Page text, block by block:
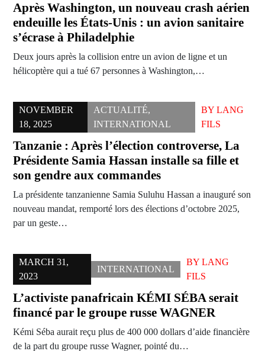
Après Washington, un nouveau crash aérien
endeuille les États-Unis : un avion sanitaire
s’écrase à Philadelphie
Deux jours après la collision entre un avion de ligne et un
hélicoptère qui a tué 67 personnes à Washington,…
NOVEMBER
18, 2025
ACTUALITÉ,
INTERNATIONAL
BY LANG
FILS
Tanzanie : Après l’élection controverse, La
Présidente Samia Hassan installe sa fille et
son gendre aux commandes
La présidente tanzanienne Samia Suluhu Hassan a inauguré son
nouveau mandat, remporté lors des élections d’octobre 2025,
par un geste…
MARCH 31,
2023
INTERNATIONAL
BY LANG
FILS
L’activiste panafricain KÉMI SÉBA serait
financé par le groupe russe WAGNER
Kémi Séba aurait reçu plus de 400 000 dollars d’aide financière
de la part du groupe russe Wagner, pointé du…